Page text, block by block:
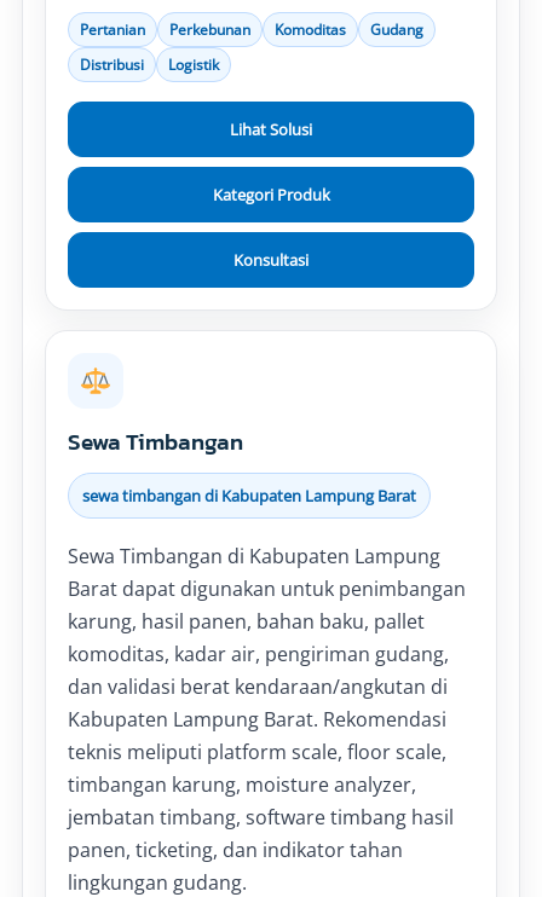
Pertanian Perkebunan Komoditas
Gudang
Distribusi
Logistik
Lihat Solusi
Kategori Produk
Konsultasi
Sewa Timbangan
sewa timbangan di Kabupaten Lampung Barat
Sewa Timbangan di Kabupaten Lampung
Barat dapat digunakan untuk penimbangan
karung, hasil panen, bahan baku, pallet
komoditas, kadar air, pengiriman gudang,
dan validasi berat kendaraan/angkutan di
Kabupaten Lampung Barat. Rekomendasi
teknis meliputi platform scale, floor scale,
timbangan karung, moisture analyzer,
jembatan timbang, software timbang hasil
panen, ticketing, dan indikator tahan
lingkungan gudang.